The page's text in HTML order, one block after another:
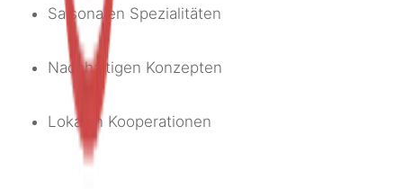
Saisonalen Spezialitäten
Nachhaltigen Konzepten
Lokalen Kooperationen